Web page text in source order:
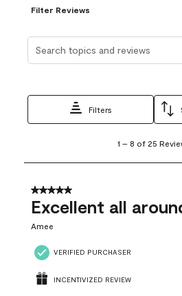
Filter Reviews
Filters
8
25
Reviews
1 – 8 of 25
5 out of 5 stars.
Excellent all
Amee
VERIFIED PURCHASER
INCENTIVIZED REVIEW